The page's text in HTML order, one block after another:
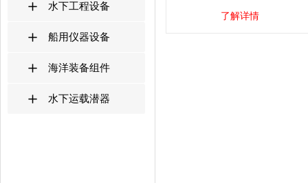
了解详情
水下工程设备
船用仪器设备
海洋装备组件
水下运载潜器